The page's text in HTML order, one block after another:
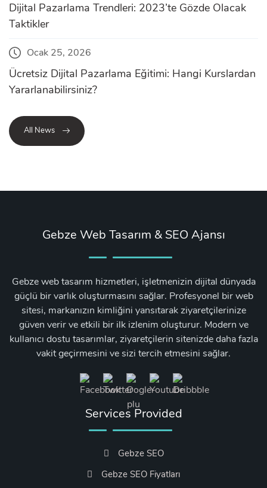
Dijital Pazarlama Trendleri: 2023’te Gözde Olacak
Taktikler
Ocak 25, 2026
Ücretsiz Dijital Pazarlama Eğitimi: Hangi Kurslardan
Yararlanabilirsiniz?
All News
Gebze Web Tasarım & SEO Ajansı
Gebze web tasarım hizmetleri, işletmenizin dijital dünyada
güçlü bir varlık oluşturmasını sağlar. Profesyonel bir web
sitesi, markanızın kimliğini yansıtarak ziyaretçilerinize
güven verir ve etkili bir ilk izlenim oluşturur. Modern ve
kullanıcı dostu tasarımlar, ziyaretçilerin sitenizde daha fazla
vakit geçirmesini ve sizi tercih etmesini sağlar.
Services Provided
Gebze SEO
Gebze SEO Fiyatları